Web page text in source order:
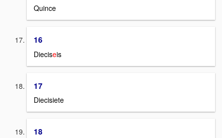
Quince
16
Dieciseis
17
Diecisiete
18